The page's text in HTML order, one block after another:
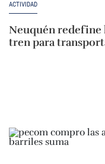
ACTIVIDAD
Neuquén redefine
tren para